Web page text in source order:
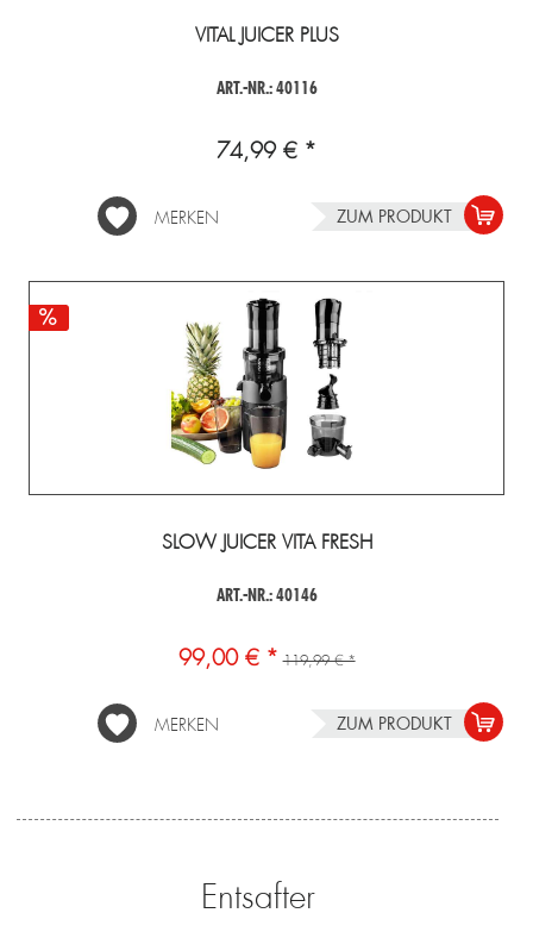
VITAL JUICER PLUS
ART.-NR.: 40116
74,99 € *
MERKEN ZUM PRODUKT
SLOW JUICER VITA FRESH
ART.-NR.: 40146
99,00 € * 119,99 € *
MERKEN ZUM PRODUKT
Entsafter